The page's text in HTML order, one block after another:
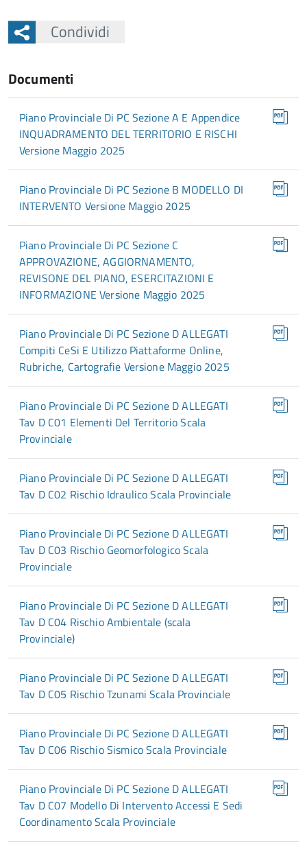
Condividi
Documenti
Piano Provinciale Di PC Sezione A E Appendice
INQUADRAMENTO DEL TERRITORIO E RISCHI
Versione Maggio 2025
Piano Provinciale Di PC Sezione B MODELLO DI
INTERVENTO Versione Maggio 2025
Piano Provinciale Di PC Sezione C
APPROVAZIONE, AGGIORNAMENTO,
REVISONE DEL PIANO, ESERCITAZIONI E
INFORMAZIONE Versione Maggio 2025
Piano Provinciale Di PC Sezione D ALLEGATI
Compiti CeSi E Utilizzo Piattaforme Online,
Rubriche, Cartografie Versione Maggio 2025
Piano Provinciale Di PC Sezione D ALLEGATI
Tav D C01 Elementi Del Territorio Scala
Provinciale
Piano Provinciale Di PC Sezione D ALLEGATI
Tav D C02 Rischio Idraulico Scala Provinciale
Piano Provinciale Di PC Sezione D ALLEGATI
Tav D C03 Rischio Geomorfologico Scala
Provinciale
Piano Provinciale Di PC Sezione D ALLEGATI
Tav D C04 Rischio Ambientale (scala
Provinciale)
Piano Provinciale Di PC Sezione D ALLEGATI
Tav D C05 Rischio Tzunami Scala Provinciale
Piano Provinciale Di PC Sezione D ALLEGATI
Tav D C06 Rischio Sismico Scala Provinciale
Piano Provinciale Di PC Sezione D ALLEGATI
Tav D C07 Modello Di Intervento Accessi E Sedi
Coordinamento Scala Provinciale